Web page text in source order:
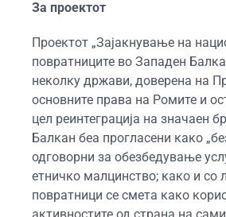
За проектот
Проектот „Зајакнување на
повратниците во Западен
неколку држави, доверена на
основните права на Ромите и
цел реинтеграција на значаен
Балкан беа прогласени како
одговорни за обезбедување
етничко малцинство; како и со
повратници се смета како
активностите од страна на